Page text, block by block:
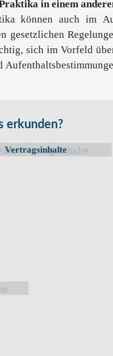
in einem
können auch im
gesetzlichen
sich im Vorfeld
erkunden?
Vertragsinhalte